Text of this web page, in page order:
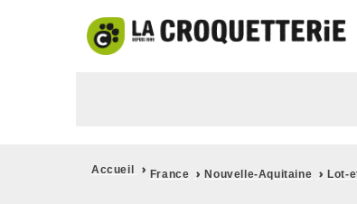
Accueil › France › Nouvelle-Aquitaine › Lot-